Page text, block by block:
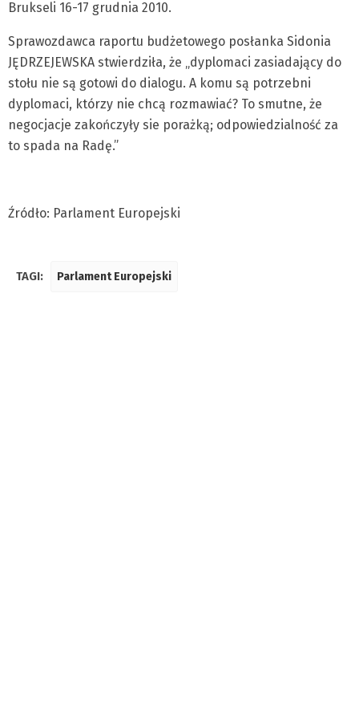
Brukseli 16-17 grudnia 2010.
Sprawozdawca raportu budżetowego posłanka Sidonia
JĘDRZEJEWSKA stwierdziła, że „dyplomaci zasiadający do
stołu nie są gotowi do dialogu. A komu są potrzebni
dyplomaci, którzy nie chcą rozmawiać? To smutne, że
negocjacje zakończyły sie porażką; odpowiedzialność za
to spada na Radę.”
Źródło: Parlament Europejski
TAGI: Parlament Europejski